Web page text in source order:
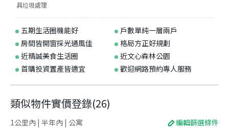
具垃圾處理
五期生活圈機能好
戶數單純一層兩戶
房間皆開窗採光通風佳
格局方正好規劃
近精誠美食生活圈
近文心森林公園
首購投資置產皆適宜
歡迎網路預約專人服務
類似物件實價登錄(26)
1公里內 | 半年內 | 公寓 編輯篩選條件